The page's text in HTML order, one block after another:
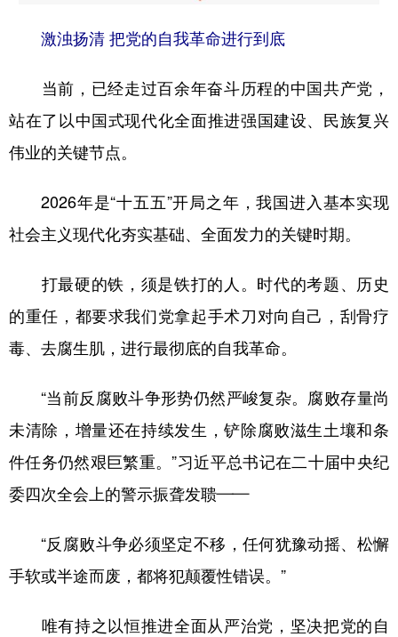
激浊扬清 把党的自我革命进行到底
当前，已经走过百余年奋斗历程的中国共产党，
站在了以中国式现代化全面推进强国建设、民族复兴
伟业的关键节点。
2026年是“十五五”开局之年，我国进入基本实现
社会主义现代化夯实基础、全面发力的关键时期。
打最硬的铁，须是铁打的人。时代的考题、历史
的重任，都要求我们党拿起手术刀对向自己，刮骨疗
毒、去腐生肌，进行最彻底的自我革命。
“当前反腐败斗争形势仍然严峻复杂。腐败存量尚
未清除，增量还在持续发生，铲除腐败滋生土壤和条
件任务仍然艰巨繁重。”习近平总书记在二十届中央纪
委四次全会上的警示振聋发聩——
“反腐败斗争必须坚定不移，任何犹豫动摇、松懈
手软或半途而废，都将犯颠覆性错误。”
唯有持之以恒推进全面从严治党，坚决把党的自